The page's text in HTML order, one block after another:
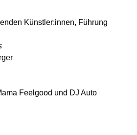
Künstler:innen, Führung
Feelgood und DJ Auto